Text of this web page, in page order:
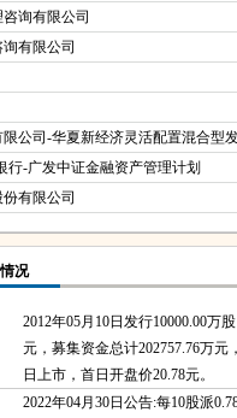
询有限公司
有限公司
公司-华夏新经济灵活配置混合型
行-广发中证金融资产管理计划
有限公司
况
2012年05月10日发行10000.00万
元，募集资金总计202757.76万元
日上市，首日开盘价20.78元。
2022年04月30日公告:每10股派